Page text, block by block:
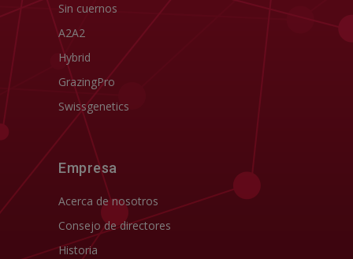
Sin cuernos
A2A2
Hybrid
GrazingPro
Swissgenetics
Empresa
Acerca de nosotros
Consejo de directores
Historia